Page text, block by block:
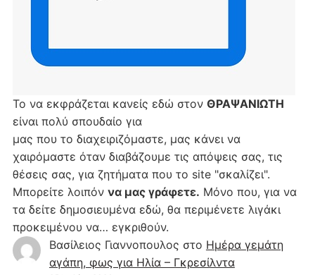
Το να εκφράζεται κανείς εδώ στον ΘΡΑΨΑΝΙΩΤΗ
είναι πολύ σπουδαίο για
μας που το διαχειριζόμαστε, μας κάνει να
χαιρόμαστε όταν διαβάζουμε τις απόψεις σας, τις
θέσεις σας, για ζητήματα που το site "σκαλίζει".
Μπορείτε λοιπόν να μας γράφετε. Μόνο που, για να
τα δείτε δημοσιευμένα εδώ, θα περιμένετε λιγάκι
προκειμένου να… εγκριθούν.
Βασίλειος Γιαννοπουλος στο Hμέρα γεμάτη
αγάπη, φως για Ηλία – Γκρεσίλντα